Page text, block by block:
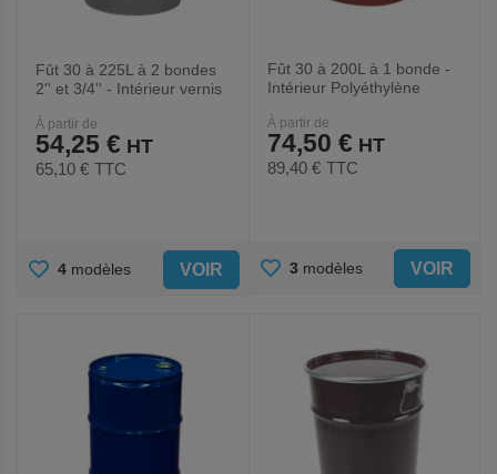
Fût 30 à 225L à 2 bondes
2'' et 3/4'' - Intérieur vernis
À partir de
54,25 €
65,10 € TTC
AJOUTER
4 modèles VOIR
Fût 30 à 200L à 1 bonde -
Intérieur Polyéthylène
À partir de
74,50 €
89,40 € TTC
AJOUTER
3 modèles VOIR